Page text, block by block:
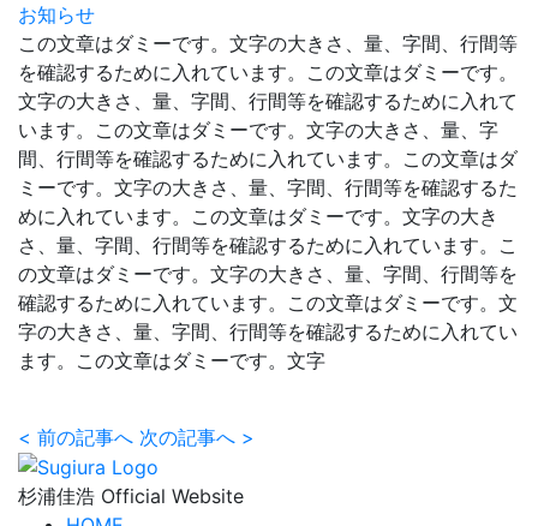
お知らせ
この文章はダミーです。文字の大きさ、量、字間、行間等
を確認するために入れています。この文章はダミーです。
文字の大きさ、量、字間、行間等を確認するために入れて
います。この文章はダミーです。文字の大きさ、量、字
間、行間等を確認するために入れています。この文章はダ
ミーです。文字の大きさ、量、字間、行間等を確認するた
めに入れています。この文章はダミーです。文字の大き
さ、量、字間、行間等を確認するために入れています。こ
の文章はダミーです。文字の大きさ、量、字間、行間等を
確認するために入れています。この文章はダミーです。文
字の大きさ、量、字間、行間等を確認するために入れてい
ます。この文章はダミーです。文字
< 前の記事へ 次の記事へ >
杉浦佳浩 Official Website